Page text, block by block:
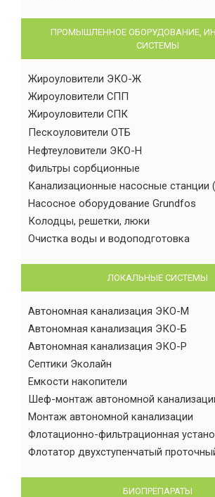
ПРОМЫШЛЕННОЕ ОБОРУДОВАНИЕ,
СИСТЕМЫ
Жироуловители ЭКО-Ж
Жироуловители СПП
Жироуловители СПК
Пескоуловители ОТБ
Нефтеуловители ЭКО-Н
Фильтры сорбционные
Канализационные насосные станции
Насосное оборудование Grundfos
Колодцы, решетки, люки
Очистка воды и водоподготовка
ЛОКАЛЬНЫЕ СИСТЕМЫ
Автономная канализация ЭКО-М
Автономная канализация ЭКО-Б
Автономная канализация ЭКО-Р
Септики Эколайн
Емкости накопители
Шеф-монтаж автономной
Монтаж автономной канализации
Флотационно-фильтрационная
Флотатор двухступенчатый
БИОПРЕПАРАТЫ